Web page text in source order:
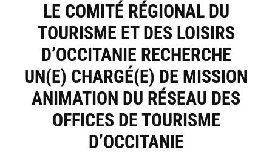
LE COMITÉ RÉGIONAL DU
TOURISME ET DES LOISIRS
D’OCCITANIE RECHERCHE
UN(E) CHARGÉ(E) DE MISSION
ANIMATION DU RÉSEAU DES
OFFICES DE TOURISME
D’OCCITANIE